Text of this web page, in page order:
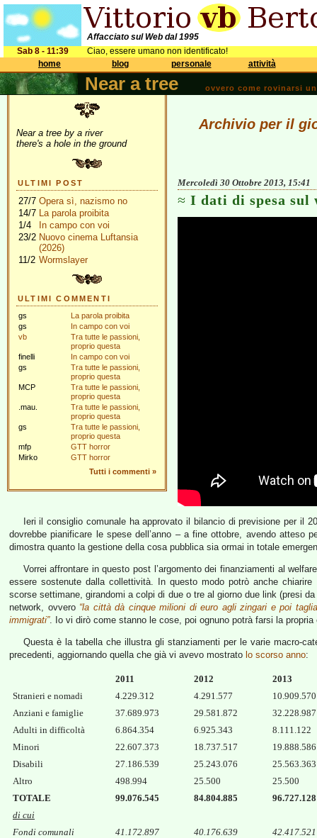
Affacciato sul Web dal 1995
Sab 8 - 11:39
Ciao, essere umano non identificato!
home
blog personale attività
Near a tree ovvero come rovinarsi
Near a tree by a river
there's a hole in the ground
ULTIMI POST
27/7 Opera sì, nazismo no
14/7 La parola proibita
1/4
In campo con voi
23/2 Nuovo cinema Luftansia
(2026)
11/2 Wormslayer
ULTIMI COMMENTI
gs
La parola proibita
gs
In campo con voi
vb
Tra tutte le passioni,
proprio questa
finelli
In campo con voi
gs
Tra tutte le passioni,
proprio questa
MCP
Tra tutte le passioni,
proprio questa
.mau.
Tra tutte le passioni,
proprio questa
gs
Tra tutte le passioni,
proprio questa
mfp
GTT horror
Mirko
GTT horror
Tutti i commenti »
Archivio per il
Mercoledì 30 Ottobre 2013, 15:41
I dati di spesa sul
Ieri il consiglio comunale ha approvato il bilancio di previsione per il
dovrebbe pianificare le spese dell’anno – a fine ottobre, avendo atteso
dimostra quanto la gestione della cosa pubblica sia ormai in totale
Vorrei affrontare in questo post l’argomento dei finanziamenti al
essere sostenute dalla collettività. In questo modo potrò anche
scorse settimane, girandomi a colpi di due o tre al giorno due link (presi
network, ovvero “la città dà cinque milioni di euro agli zingari e poi
immigrati”. Io vi dirò come stanno le cose, poi ognuno potrà farsi la propria
Questa è la tabella che illustra gli stanziamenti per le varie macro-
precedenti, aggiornando quella che già vi avevo mostrato lo scorso anno:
2011 2012
2013
Stranieri e nomadi
4.229.312 4.291.577
10.909.570
Anziani e famiglie
37.689.973 29.581.872
32.228.987
Adulti in difficoltà
6.864.354 6.925.343
8.111.122
Minori
22.607.373 18.737.517
19.888.586
Disabili
27.186.539 25.243.076
25.563.363
Altro
498.994 25.500
25.500
TOTALE
99.076.545 84.804.885
96.727.128
di cui
Fondi comunali
41.172.897 40.176.639
42.417.521